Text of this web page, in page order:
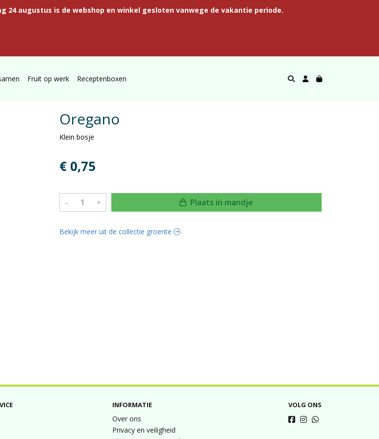
24 augustus is de webshop en winkel gesloten vanwege de vakantie periode.
Fruit op werk Receptenboxen
Oregano
Klein bosje
€ 0,75
– + Plaats in mandje
Bekijk meer uit de collectie groente
INFORMATIE
Over ons
Privacy en veiligheid
VOLG ONS